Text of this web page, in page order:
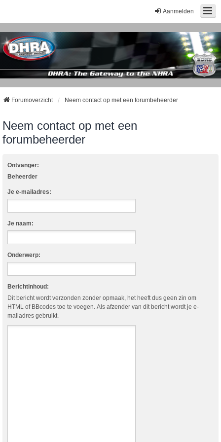
Aanmelden
Forumoverzicht Neem contact op met een forumbeheerder
Neem contact op met een
forumbeheerder
Ontvanger:
Beheerder
Je e-mailadres:
Je naam:
Onderwerp:
Berichtinhoud:
Dit bericht wordt verzonden zonder opmaak, het heeft dus geen zin om
HTML of BBcodes toe te voegen. Als afzender van dit bericht wordt je e-
mailadres gebruikt.